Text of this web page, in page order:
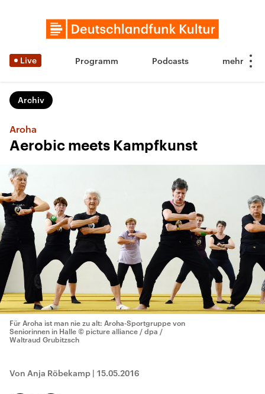
Live Programm Podcasts
Archiv
Aroha
Aerobic meets Kampfkunst
Für Aroha ist man nie zu alt: Aroha-Sportgruppe von
Seniorinnen in Halle © picture alliance / dpa /
Waltraud Grubitzsch
Von Anja Röbekamp | 15.05.2016